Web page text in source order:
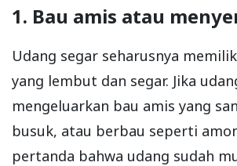
1. Bau amis atau
Udang segar seharusnya
yang lembut dan segar. Jika
mengeluarkan bau amis yang
busuk, atau berbau seperti
pertanda bahwa udang sudah